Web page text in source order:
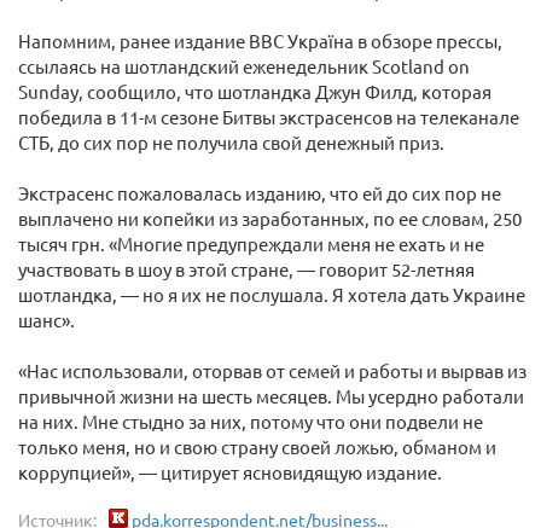
Напомним, ранее издание BBC Україна в обзоре прессы,
ссылаясь на шотландский еженедельник Scotland on
Sunday, сообщило, что шотландка Джун Филд, которая
победила в 11-м сезоне Битвы экстрасенсов на телеканале
СТБ, до сих пор не получила свой денежный приз.
Экстрасенс пожаловалась изданию, что ей до сих пор не
выплачено ни копейки из заработанных, по ее словам, 250
тысяч грн. «Многие предупреждали меня не ехать и не
участвовать в шоу в этой стране, — говорит 52-летняя
шотландка, — но я их не послушала. Я хотела дать Украине
шанс».
«Нас использовали, оторвав от семей и работы и вырвав из
привычной жизни на шесть месяцев. Мы усердно работали
на них. Мне стыдно за них, потому что они подвели не
только меня, но и свою страну своей ложью, обманом и
коррупцией», — цитирует ясновидящую издание.
Источник: pda.korrespondent.net/business...